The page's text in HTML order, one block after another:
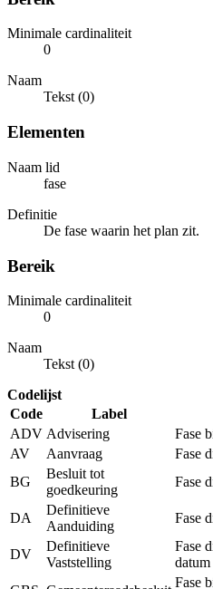
Minimale cardinaliteit
0
Naam
Tekst (0)
Elementen
Naam lid
fase
Definitie
De fase waarin het plan zit.
Bereik
Minimale cardinaliteit
0
Naam
Tekst (0)
Codelijst
Code
Label
ADV Advisering
Fase
AV
Aanvraag
Fase
BG
Besluit tot
goedkeuring
Fase
DA
Definitieve
Aanduiding
Fase
DV
Definitieve
Vaststelling
Fase
Fase